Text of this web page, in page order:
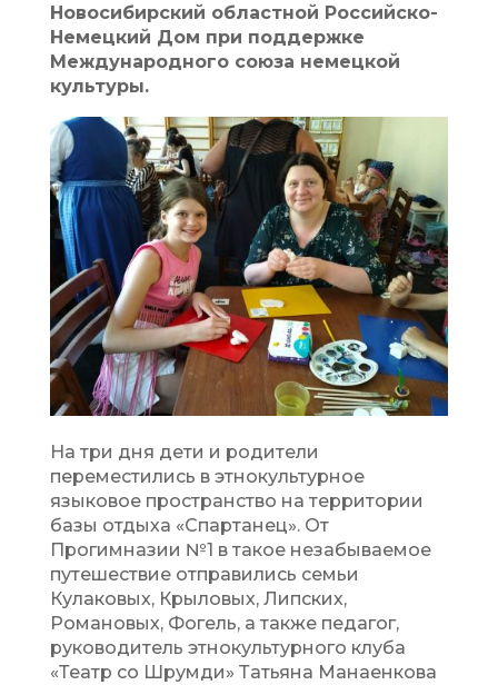
Новосибирский областной Российско-
Немецкий Дом при поддержке
Международного союза немецкой
культуры.
На три дня дети и родители
переместились в этнокультурное
языковое пространство на территории
базы отдыха «Спартанец». От
Прогимназии №1 в такое незабываемое
путешествие отправились семьи
Кулаковых, Крыловых, Липских,
Романовых, Фогель, а также педагог,
руководитель этнокультурного клуба
«Театр со Шрумди» Татьяна Манаенкова